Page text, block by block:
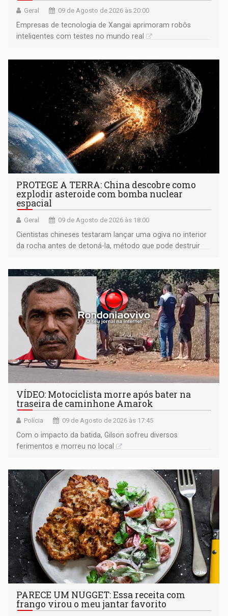
Geral 09 de Agosto de 2026 às 20:00
Empresas de tecnologia de Xangai aprimoram robôs
inteligentes com testes no mundo real
PROTEGE A TERRA: China descobre como
explodir asteroide com bomba nuclear
espacial
Geral 09 de Agosto de 2026 às 18:00
Cientistas chineses testaram lançar uma ogiva no interior
da rocha antes de detoná-la, método que pode destruir
VÍDEO: Motociclista morre após bater na
traseira de caminhone Amarok
Polícia 09 de Agosto de 2026 às 17:45
​Com o impacto da batida, Gilson sofreu diversos
ferimentos e morreu no local
PARECE UM NUGGET: Essa receita com
frango virou o meu jantar favorito